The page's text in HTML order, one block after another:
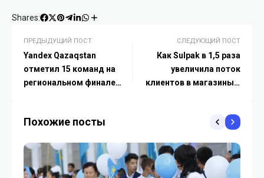
Shares:
ПРЕДЫДУЩИЙ ПОСТ
Yandex Qazaqstan
отметил 15 команд на
региональном финале
СЛЕДУЮЩИЙ ПОСТ
Как Sulpak в 1,5 раза
увеличила поток
клиентов в магазины с
Похожие посты